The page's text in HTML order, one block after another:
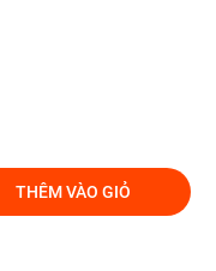
THÊM VÀO GIỎ